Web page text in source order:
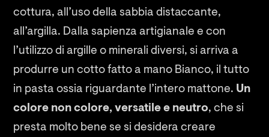
cottura, all’uso della sabbia distaccante,
all’argilla. Dalla sapienza artigianale e con
l’utilizzo di argille o minerali diversi, si arriva a
produrre un cotto fatto a mano Bianco, il tutto
in pasta ossia riguardante l’intero mattone. Un
colore non colore, versatile e neutro, che si
presta molto bene se si desidera creare